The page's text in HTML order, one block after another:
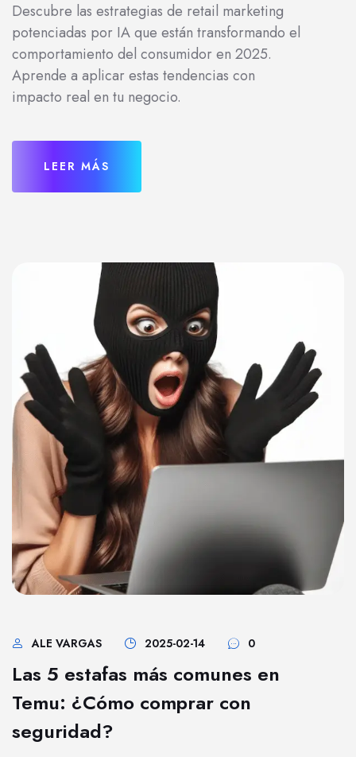
Descubre las estrategias de retail marketing
potenciadas por IA que están transformando el
comportamiento del consumidor en 2025.
Aprende a aplicar estas tendencias con
impacto real en tu negocio.
LEER MÁS
ALE VARGAS 2025-02-14 0
Las 5 estafas más comunes en
Temu: ¿Cómo comprar con
seguridad?